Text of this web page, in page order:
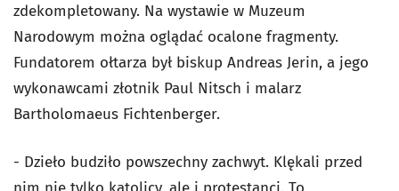
zdekompletowany. Na wystawie w Muzeum
Narodowym można oglądać ocalone fragmenty.
Fundatorem ołtarza był biskup Andreas Jerin, a jego
wykonawcami złotnik Paul Nitsch i malarz
Bartholomaeus Fichtenberger.
- Dzieło budziło powszechny zachwyt. Klękali przed